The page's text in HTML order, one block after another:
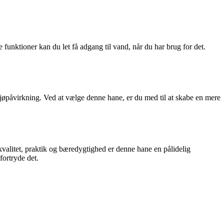
kan du let få adgang til vand, når du har brug for det.
Ved at vælge denne hane, er du med til at skabe en mere
praktik og bæredygtighed er denne hane en pålidelig
det.